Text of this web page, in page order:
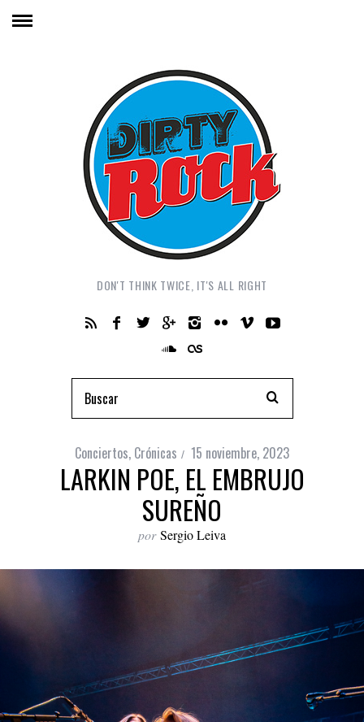
DON'T THINK TWICE, IT'S ALL RIGHT
Conciertos, Crónicas 15 noviembre, 2023
LARKIN POE, EL EMBRUJO
SUREÑO
por Sergio Leiva